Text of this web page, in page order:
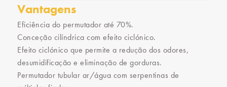
Vantagens
Eficiência do permutador até 70%.
Conceção cilíndrica com efeito ciclónico.
Efeito ciclónico que permite a redução dos odores,
desumidificação e eliminação de gorduras.
Permutador tubular ar/água com serpentinas de